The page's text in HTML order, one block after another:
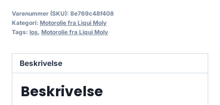
Varenummer (SKU): 8e769c48f408
Kategori: Motorolie fra Liqui Moly
Tags: los, Motorolie fra Liqui Moly
Beskrivelse
Beskrivelse